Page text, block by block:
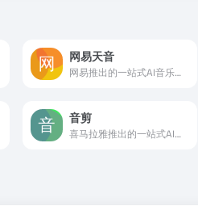
网易天音
网易推出的一站式AI音乐创作工具
音剪
喜马拉雅推出的一站式AI音频创作平台